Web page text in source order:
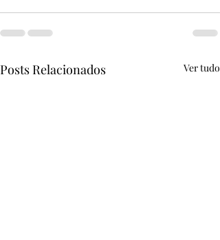
Posts Relacionados Ver tudo